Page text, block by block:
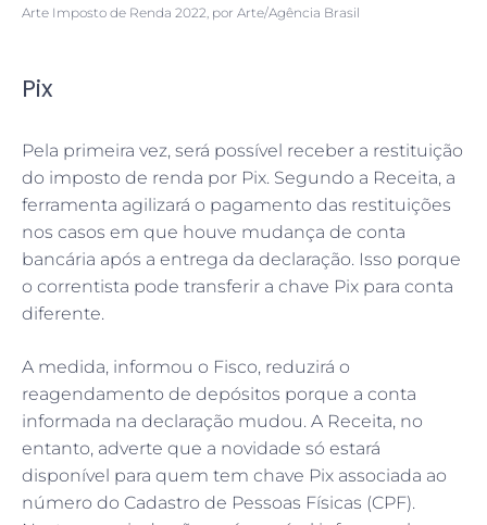
Arte Imposto de Renda 2022, por Arte/Agência Brasil
Pix
Pela primeira vez, será possível receber a restituição
do imposto de renda por Pix. Segundo a Receita, a
ferramenta agilizará o pagamento das restituições
nos casos em que houve mudança de conta
bancária após a entrega da declaração. Isso porque
o correntista pode transferir a chave Pix para conta
diferente.
A medida, informou o Fisco, reduzirá o
reagendamento de depósitos porque a conta
informada na declaração mudou. A Receita, no
entanto, adverte que a novidade só estará
disponível para quem tem chave Pix associada ao
número do Cadastro de Pessoas Físicas (CPF).